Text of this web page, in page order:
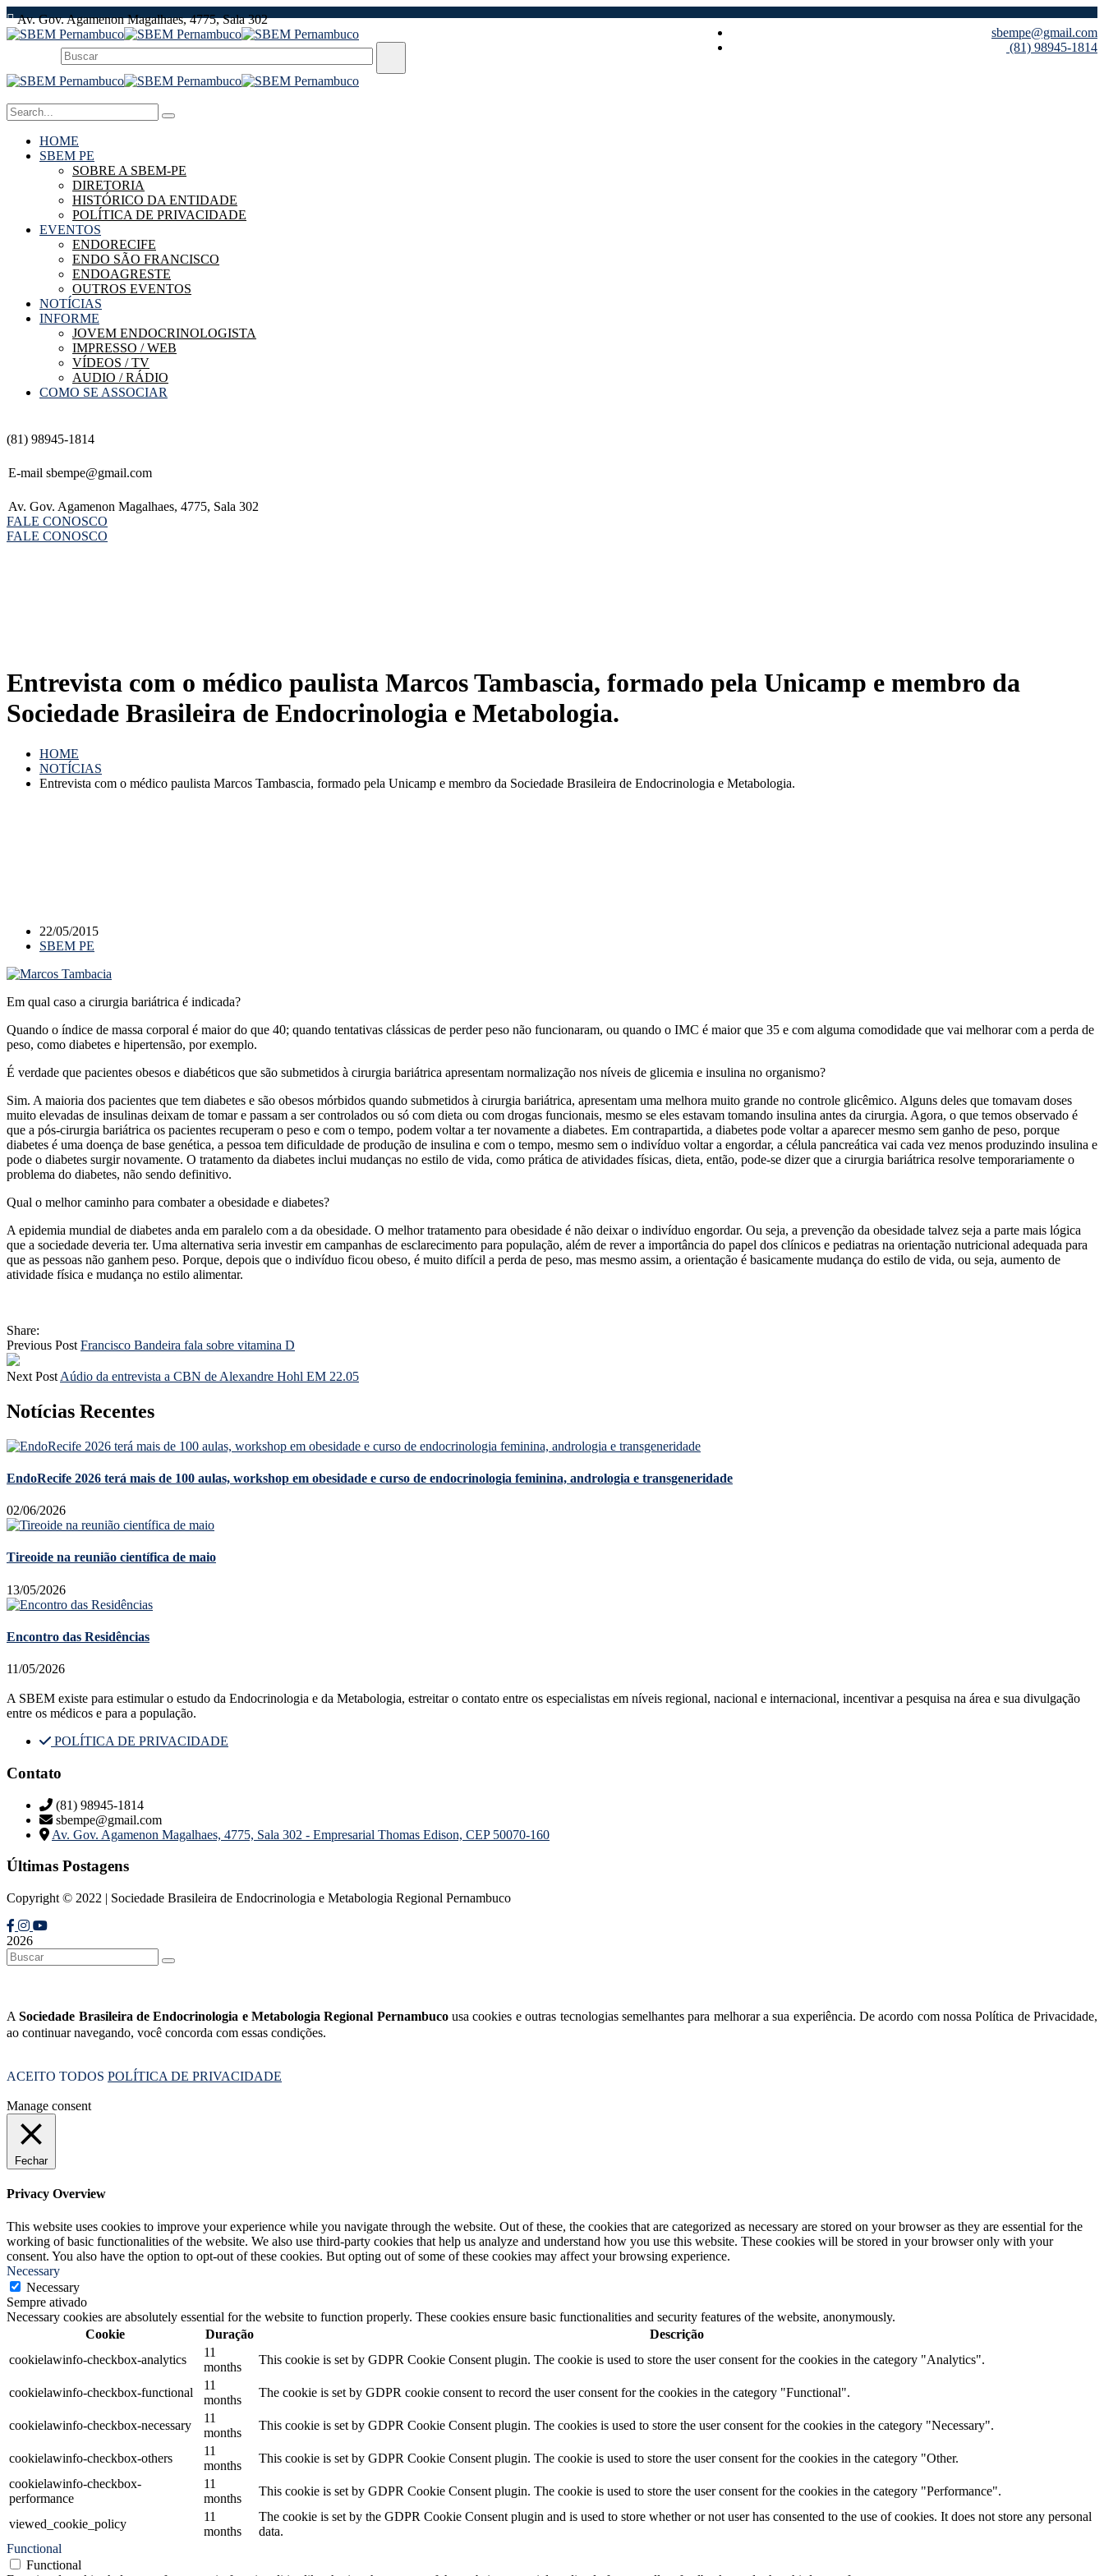
Av. Gov. Agamenon Magalhaes, 4775, Sala 302
sbempe@gmail.com
(81) 98945-1814
HOME
SBEM PE
SOBRE A SBEM-PE
DIRETORIA
HISTÓRICO DA ENTIDADE
POLÍTICA DE PRIVACIDADE
EVENTOS
ENDORECIFE
ENDO SÃO FRANCISCO
ENDOAGRESTE
OUTROS EVENTOS
NOTÍCIAS
INFORME
JOVEM ENDOCRINOLOGISTA
IMPRESSO / WEB
VÍDEOS / TV
AUDIO / RÁDIO
COMO SE ASSOCIAR
(81) 98945-1814
E-mail sbempe@gmail.com
Av. Gov. Agamenon Magalhaes, 4775, Sala 302
FALE CONOSCO
FALE CONOSCO
Entrevista com o médico paulista Marcos Tambascia, formado pela Unicamp e membro da
Sociedade Brasileira de Endocrinologia e Metabologia.
HOME
NOTÍCIAS
Entrevista com o médico paulista Marcos Tambascia, formado pela Unicamp e membro da Sociedade Brasileira de Endocrinologia e Metabologia.
22/05/2015
SBEM PE
Em qual caso a cirurgia bariátrica é indicada?
Quando o índice de massa corporal é maior do que 40; quando tentativas clássicas de perder peso não funcionaram, ou quando o IMC é maior que 35 e com alguma comodidade que vai melhorar com a perda de
peso, como diabetes e hipertensão, por exemplo.
É verdade que pacientes obesos e diabéticos que são submetidos à cirurgia bariátrica apresentam normalização nos níveis de glicemia e insulina no organismo?
Sim. A maioria dos pacientes que tem diabetes e são obesos mórbidos quando submetidos à cirurgia bariátrica, apresentam uma melhora muito grande no controle glicêmico. Alguns deles que tomavam doses
muito elevadas de insulinas deixam de tomar e passam a ser controlados ou só com dieta ou com drogas funcionais, mesmo se eles estavam tomando insulina antes da cirurgia. Agora, o que temos observado é
que a pós-cirurgia bariátrica os pacientes recuperam o peso e com o tempo, podem voltar a ter novamente a diabetes. Em contrapartida, a diabetes pode voltar a aparecer mesmo sem ganho de peso, porque
diabetes é uma doença de base genética, a pessoa tem dificuldade de produção de insulina e com o tempo, mesmo sem o indivíduo voltar a engordar, a célula pancreática vai cada vez menos produzindo insulina e
pode o diabetes surgir novamente. O tratamento da diabetes inclui mudanças no estilo de vida, como prática de atividades físicas, dieta, então, pode-se dizer que a cirurgia bariátrica resolve temporariamente o
problema do diabetes, não sendo definitivo.
Qual o melhor caminho para combater a obesidade e diabetes?
A epidemia mundial de diabetes anda em paralelo com a da obesidade. O melhor tratamento para obesidade é não deixar o indivíduo engordar. Ou seja, a prevenção da obesidade talvez seja a parte mais lógica
que a sociedade deveria ter. Uma alternativa seria investir em campanhas de esclarecimento para população, além de rever a importância do papel dos clínicos e pediatras na orientação nutricional adequada para
que as pessoas não ganhem peso. Porque, depois que o indivíduo ficou obeso, é muito difícil a perda de peso, mas mesmo assim, a orientação é basicamente mudança do estilo de vida, ou seja, aumento de
atividade física e mudança no estilo alimentar.
Share:
Previous Post Francisco Bandeira fala sobre vitamina D
Next Post Aúdio da entrevista a CBN de Alexandre Hohl EM 22.05
Notícias Recentes
EndoRecife 2026 terá mais de 100 aulas, workshop em obesidade e curso de endocrinologia feminina, andrologia e transgeneridade
02/06/2026
Tireoide na reunião científica de maio
13/05/2026
Encontro das Residências
11/05/2026
A SBEM existe para estimular o estudo da Endocrinologia e da Metabologia, estreitar o contato entre os especialistas em níveis regional, nacional e internacional, incentivar a pesquisa na área e sua divulgação
entre os médicos e para a população.
POLÍTICA DE PRIVACIDADE
Contato
(81) 98945-1814
sbempe@gmail.com
Av. Gov. Agamenon Magalhaes, 4775, Sala 302 - Empresarial Thomas Edison, CEP 50070-160
Últimas Postagens
Copyright © 2022 | Sociedade Brasileira de Endocrinologia e Metabologia Regional Pernambuco
2026
ASociedade Brasileira de Endocrinologia e Metabologia Regional Pernambucousa cookies e outras tecnologias semelhantes para melhorar a sua experiência. De acordo com nossa Política de Privacidade,
ao continuar navegando, você concorda com essas condições.
ACEITO TODOS POLÍTICA DE PRIVACIDADE
Manage consent
Fechar
Privacy Overview
This website uses cookies to improve your experience while you navigate through the website. Out of these, the cookies that are categorized as necessary are stored on your browser as they are essential for the
working of basic functionalities of the website. We also use third-party cookies that help us analyze and understand how you use this website. These cookies will be stored in your browser only with your
consent. You also have the option to opt-out of these cookies. But opting out of some of these cookies may affect your browsing experience.
Necessary
Necessary
Sempre ativado
Necessary cookies are absolutely essential for the website to function properly. These cookies ensure basic functionalities and security features of the website, anonymously.
Cookie
Duração
Descrição
cookielawinfo-checkbox-analytics
11
months
This cookie is set by GDPR Cookie Consent plugin. The cookie is used to store the user consent for the cookies in the category "Analytics".
cookielawinfo-checkbox-functional
11
months
The cookie is set by GDPR cookie consent to record the user consent for the cookies in the category "Functional".
cookielawinfo-checkbox-necessary
11
months
This cookie is set by GDPR Cookie Consent plugin. The cookies is used to store the user consent for the cookies in the category "Necessary".
cookielawinfo-checkbox-others
11
months
This cookie is set by GDPR Cookie Consent plugin. The cookie is used to store the user consent for the cookies in the category "Other.
cookielawinfo-checkbox-
performance
11
months
This cookie is set by GDPR Cookie Consent plugin. The cookie is used to store the user consent for the cookies in the category "Performance".
viewed_cookie_policy
11
months
The cookie is set by the GDPR Cookie Consent plugin and is used to store whether or not user has consented to the use of cookies. It does not store any personal
data.
Functional
Functional